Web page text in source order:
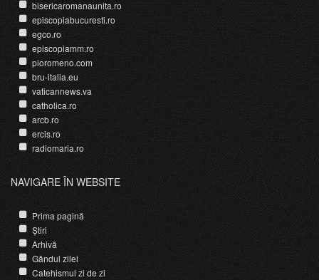
bisericaromanaunita.ro
episcopiabucuresti.ro
egco.ro
episcopiamm.ro
pioromeno.com
bru-italia.eu
vaticannews.va
catholica.ro
arcb.ro
ercis.ro
radiomaria.ro
NAVIGARE ÎN WEBSITE
Prima pagină
Știri
Arhivă
Gândul zilei
Catehismul zi de zi